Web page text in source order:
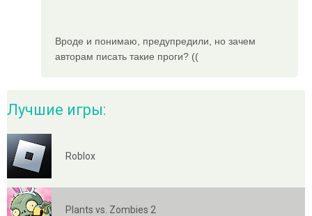
Вроде и понимаю, предупредили, но зачем
авторам писать такие проги? ((
Лучшие игры:
Roblox
Plants vs. Zombies 2